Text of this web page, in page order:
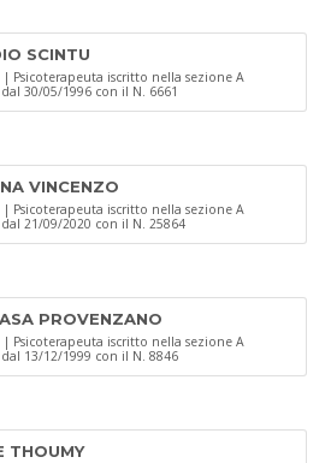
SCINTU
| Psicoterapeuta iscritto nella sezione A
30/05/1996 con il N. 6661
VINCENZO
| Psicoterapeuta iscritto nella sezione A
21/09/2020 con il N. 25864
PROVENZANO
| Psicoterapeuta iscritto nella sezione A
13/12/1999 con il N. 8846
THOUMY